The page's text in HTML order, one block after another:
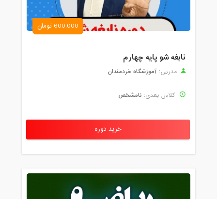
600,000 تومان
نابغه شو پایه چهارم
مدرس: آموزشگاه خردمندان
کلاس بعدی: نامشخص
خرید دوره